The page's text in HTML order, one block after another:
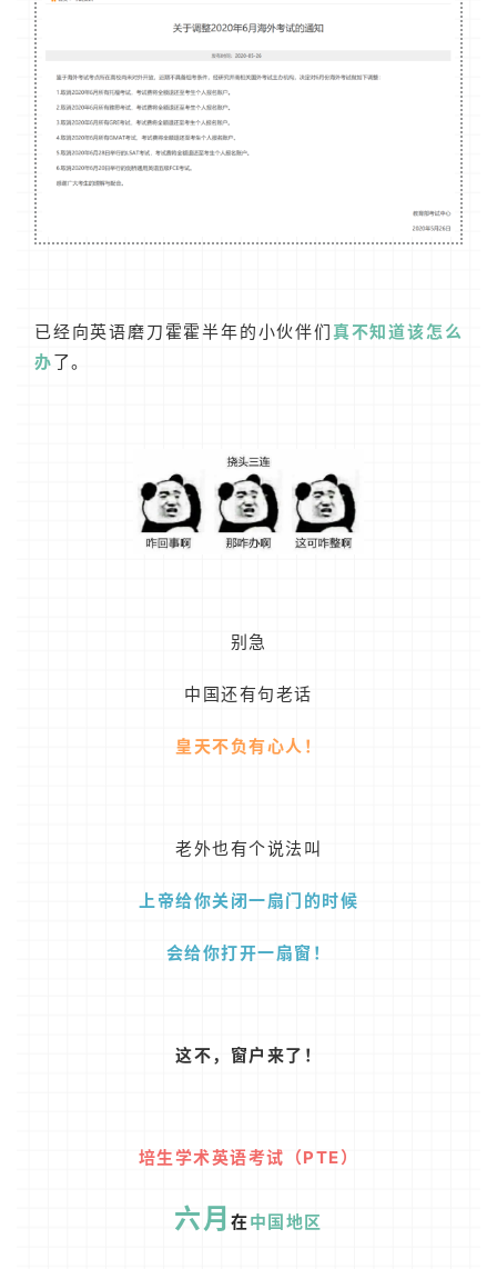
已经向英语磨刀霍霍半年的小伙伴们真不知道该怎么
办了。
别急
中国还有句老话
皇天不负有心人！
老外也有个说法叫
上帝给你关闭一扇门的时候
会给你打开一扇窗！
这不，窗户来了！
培生学术英语考试（PTE）
六月在中国地区